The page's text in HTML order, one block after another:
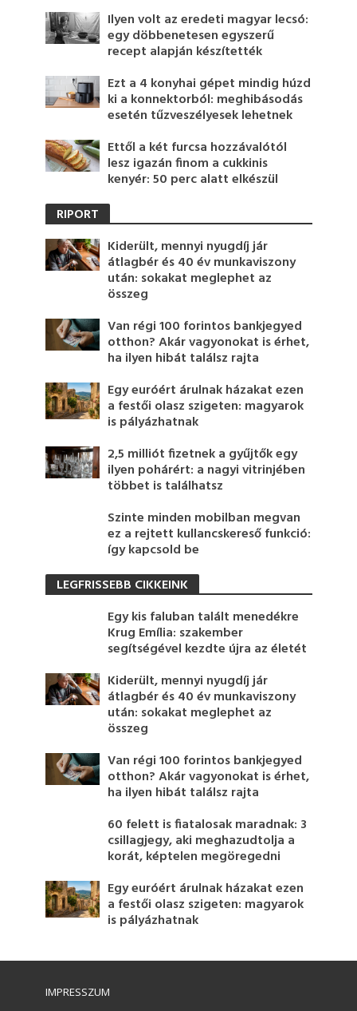
Ilyen volt az eredeti magyar lecsó:
egy döbbenetesen egyszerű
recept alapján készítették
Ezt a 4 konyhai gépet mindig húzd
ki a konnektorból: meghibásodás
esetén tűzveszélyesek lehetnek
Ettől a két furcsa hozzávalótól
lesz igazán finom a cukkinis
kenyér: 50 perc alatt elkészül
RIPORT
Kiderült, mennyi nyugdíj jár
átlagbér és 40 év munkaviszony
után: sokakat meglephet az
összeg
Van régi 100 forintos bankjegyed
otthon? Akár vagyonokat is érhet,
ha ilyen hibát találsz rajta
Egy euróért árulnak házakat ezen
a festői olasz szigeten: magyarok
is pályázhatnak
2,5 milliót fizetnek a gyűjtők egy
ilyen pohárért: a nagyi vitrinjében
többet is találhatsz
Szinte minden mobilban megvan
ez a rejtett kullancskereső funkció:
így kapcsold be
LEGFRISSEBB CIKKEINK
Egy kis faluban talált menedékre
Krug Emília: szakember
segítségével kezdte újra az életét
Kiderült, mennyi nyugdíj jár
átlagbér és 40 év munkaviszony
után: sokakat meglephet az
összeg
Van régi 100 forintos bankjegyed
otthon? Akár vagyonokat is érhet,
ha ilyen hibát találsz rajta
60 felett is fiatalosak maradnak: 3
csillagjegy, aki meghazudtolja a
korát, képtelen megöregedni
Egy euróért árulnak házakat ezen
a festői olasz szigeten: magyarok
is pályázhatnak
IMPRESSZUM